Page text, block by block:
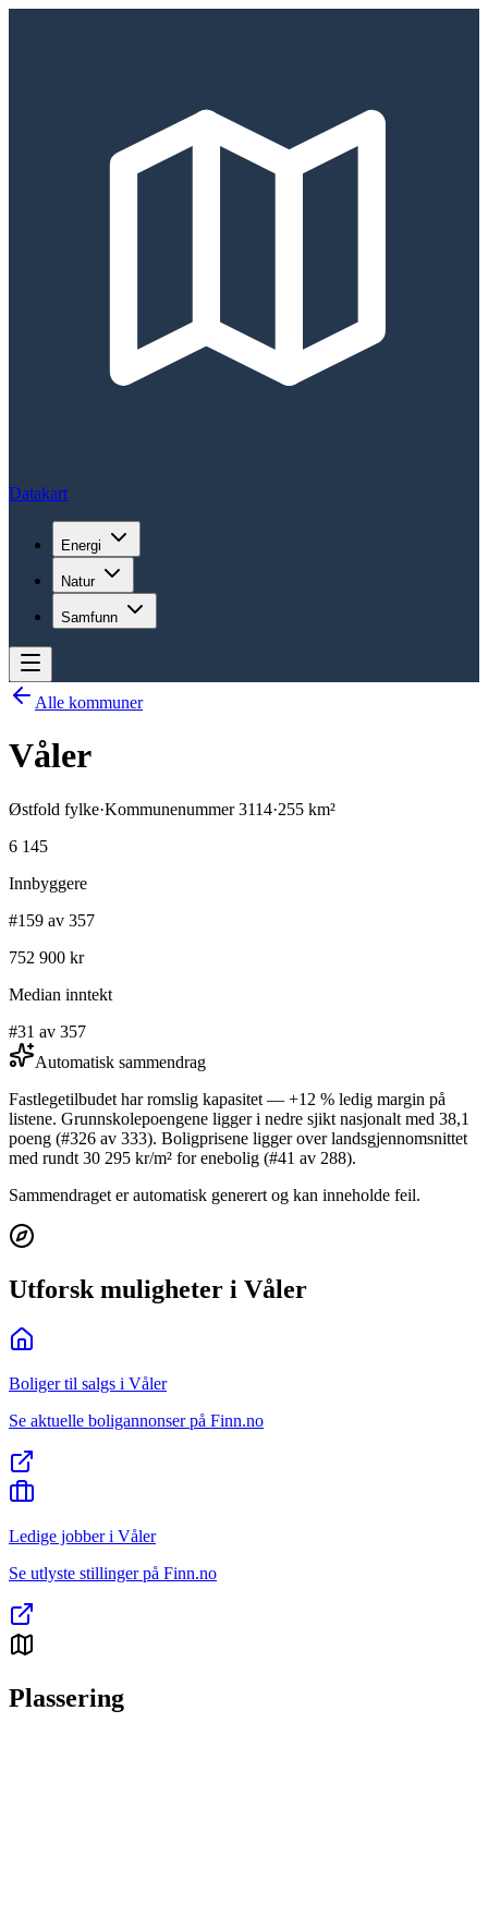
Datakart
Energi
Natur
Samfunn
Alle kommuner
Våler
Østfold fylke·Kommunenummer3114·255 km²
6 145
Innbyggere
#159 av 357
752 900 kr
Median inntekt
#31 av 357
Automatisk sammendrag
Fastlegetilbudet har romslig kapasitet — +12 % ledig margin på
listene. Grunnskolepoengene ligger i nedre sjikt nasjonalt med 38,1
poeng (#326 av 333). Boligprisene ligger over landsgjennomsnittet
med rundt 30 295 kr/m² for enebolig (#41 av 288).
Sammendraget er automatisk generert og kan inneholde feil.
Utforsk muligheter i Våler
Boliger til salgs i Våler
Se aktuelle boligannonser på Finn.no
Ledige jobber i Våler
Se utlyste stillinger på Finn.no
Plassering